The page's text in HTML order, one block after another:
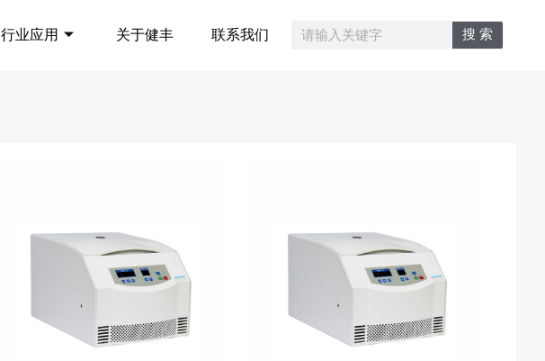
行业应用 关于健丰 联系我们 搜 索